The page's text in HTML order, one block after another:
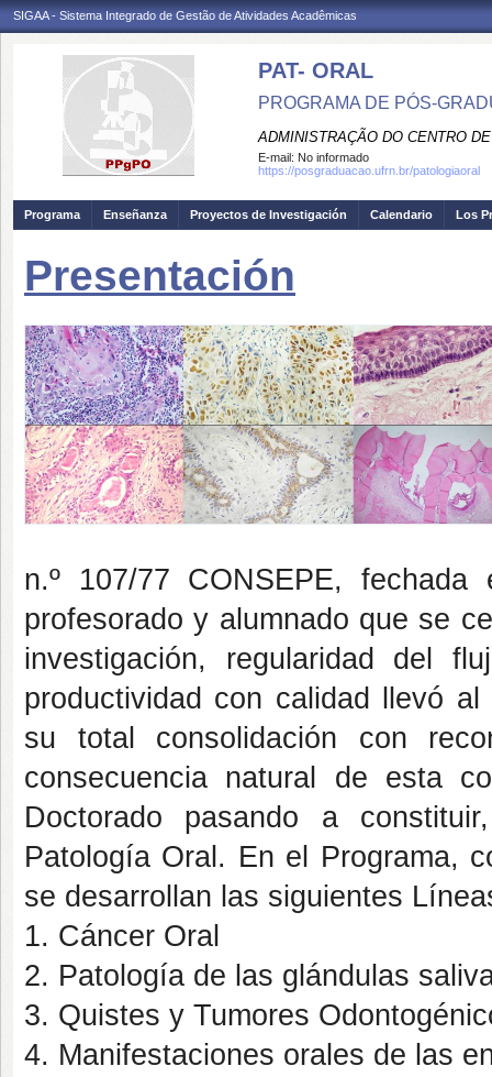
SIGAA - Sistema Integrado de Gestão de Atividades Acadêmicas
PAT- ORAL
PROGRAMA DE PÓS-
ADMINISTRAÇÃO DO CENTRO
E-mail: No informado
https://posgraduacao.ufrn.br/patologiaoral
Programa Enseñanza Proyectos de Investigación Calendario Los
Presentación
n.º 107/77 CONSEPE,
profesorado y alumnado que se
investigación, regularidad del
productividad con calidad llevó
su total consolidación con
consecuencia natural de esta
Doctorado pasando a
Patología Oral. En el Programa,
se desarrollan las siguientes
1. Cáncer Oral
2. Patología de las glándulas
3. Quistes y Tumores
4. Manifestaciones orales de las